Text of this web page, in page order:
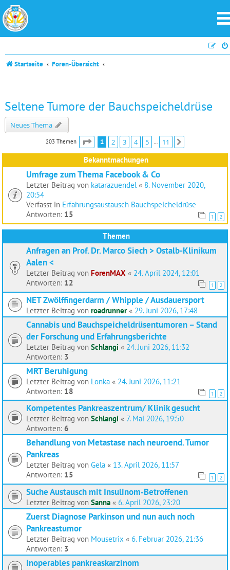
Startseite Foren-Übersicht
Seltene Tumore der Bauchspeicheldrüse
Neues Thema
203 Themen Seite von
1 2 3 4 5 11
Bekanntmachungen
Umfrage zum Thema Facebook & Co
Letzter Beitrag von katarazuendel « 8. November 2020,
20:54
Verfasst in Erfahrungsaustausch Bauchspeicheldrüse
Antworten: 15 1 2
Themen
Anfragen an Prof. Dr. Marco Siech > Ostalb-Klinikum
Aalen <
Letzter Beitrag von ForenMAX « 24. April 2024, 12:01
Antworten: 12 1 2
NET Zwölffingerdarm / Whipple / Ausdauersport
Letzter Beitrag von roadrunner« 29. Juni 2026, 17:48
Cannabis und Bauchspeicheldrüsentumoren – Stand
der Forschung und Erfahrungsberichte
Letzter Beitrag von Schlangi « 24. Juni 2026, 11:32
Antworten: 3
MRT Beruhigung
Letzter Beitrag von Lonka « 24. Juni 2026, 11:21
Antworten: 18 1 2
Kompetentes Pankreaszentrum/ Klinik gesucht
Letzter Beitrag von Schlangi « 7. Mai 2026, 19:50
Antworten: 6
Behandlung von Metastase nach neuroend. Tumor
Pankreas
Letzter Beitrag von Gela « 13. April 2026, 11:57
Antworten: 15 1 2
Suche Austausch mit Insulinom‑Betroffenen
Letzter Beitrag von Sanna « 6. April 2026, 23:20
Zuerst Diagnose Parkinson und nun auch noch
Pankreastumor
Letzter Beitrag von Mousetrix « 6. Februar 2026, 21:36
Antworten: 3
Inoperables pankreaskarzinom